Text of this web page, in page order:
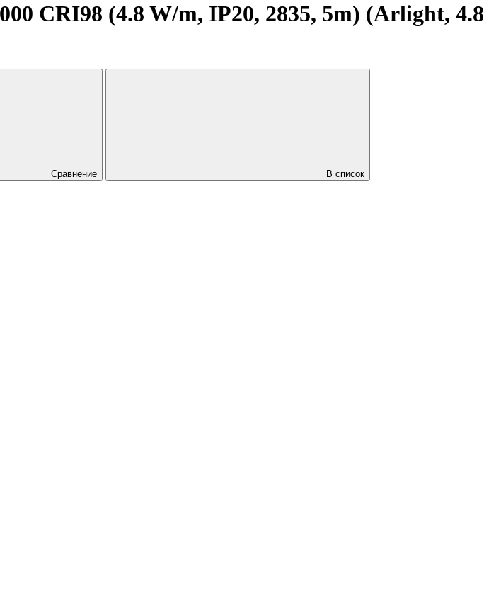
CRI98 (4.8 W/m, IP20, 2835, 5m) (Arlight, 4.8
Сравнение
В список